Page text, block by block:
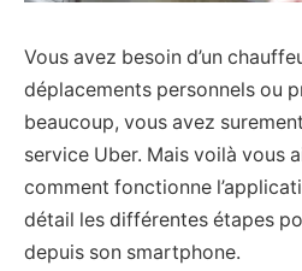
Vous avez besoin d’un
déplacements personnels ou
beaucoup, vous avez
service Uber. Mais voilà vous
comment fonctionne
détail les différentes étapes
depuis son smartphone.